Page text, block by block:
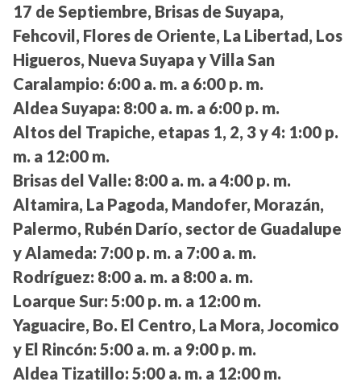
17 de Septiembre, Brisas de Suyapa,
Fehcovil, Flores de Oriente, La Libertad, Los
Higueros, Nueva Suyapa y Villa San
Caralampio: 6:00 a. m. a 6:00 p. m.
Aldea Suyapa: 8:00 a. m. a 6:00 p. m.
Altos del Trapiche, etapas 1, 2, 3 y 4: 1:00 p.
m. a 12:00 m.
Brisas del Valle: 8:00 a. m. a 4:00 p. m.
Altamira, La Pagoda, Mandofer, Morazán,
Palermo, Rubén Darío, sector de Guadalupe
y Alameda: 7:00 p. m. a 7:00 a. m.
Rodríguez: 8:00 a. m. a 8:00 a. m.
Loarque Sur: 5:00 p. m. a 12:00 m.
Yaguacire, Bo. El Centro, La Mora, Jocomico
y El Rincón: 5:00 a. m. a 9:00 p. m.
Aldea Tizatillo: 5:00 a. m. a 12:00 m.